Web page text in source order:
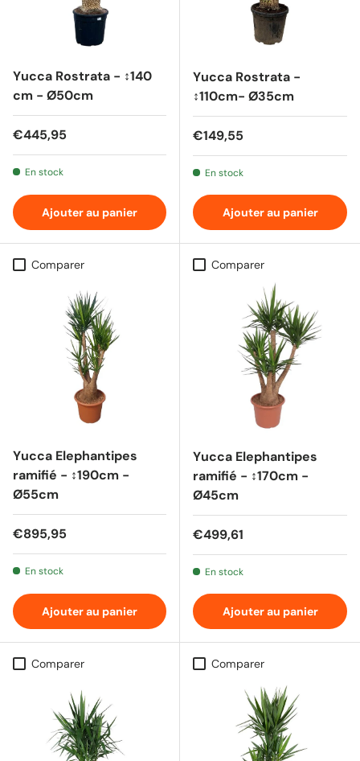
Yucca Rostrata - ↕140
cm - Ø50cm
Prix habituel
€445,95
En stock
Ajouter au panier
Yucca Rostrata -
↕110cm- Ø35cm
Prix habituel
€149,55
En stock
Ajouter au panier
Comparer
Yucca Elephantipes
ramifié - ↕190cm -
Ø55cm
Prix habituel
€895,95
En stock
Ajouter au panier
Comparer
Yucca Elephantipes
ramifié - ↕170cm -
Ø45cm
Prix habituel
€499,61
En stock
Ajouter au panier
Comparer Comparer